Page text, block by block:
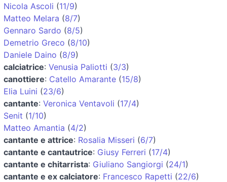
Nicola Ascoli (11/9)
Matteo Melara (8/7)
Gennaro Sardo (8/5)
Demetrio Greco (8/10)
Daniele Daino (8/9)
calciatrice: Venusia Paliotti (3/3)
canottiere: Catello Amarante (15/8)
Elia Luini (23/6)
cantante: Veronica Ventavoli (17/4)
Senit (1/10)
Matteo Amantia (4/2)
cantante e attrice: Rosalia Misseri (6/7)
cantante e cantautrice: Giusy Ferreri (17/4)
cantante e chitarrista: Giuliano Sangiorgi (24/1)
cantante e ex calciatore: Francesco Rapetti (22/6)